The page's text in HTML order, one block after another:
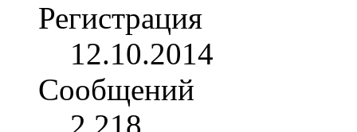
Регистрация
12.10.2014
Сообщений